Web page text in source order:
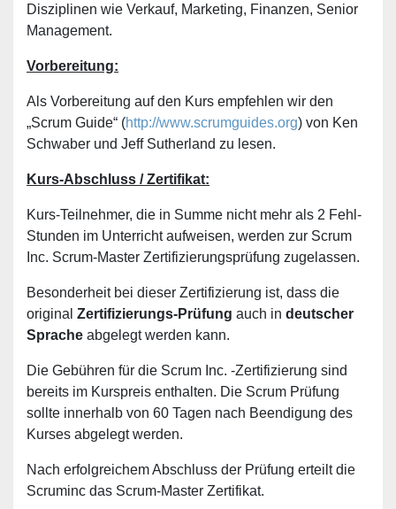
Disziplinen wie Verkauf, Marketing, Finanzen, Senior
Management.
Vorbereitung:
Als Vorbereitung auf den Kurs empfehlen wir den
„Scrum Guide“ (http://www.scrumguides.org) von Ken
Schwaber und Jeff Sutherland zu lesen.
Kurs-Abschluss / Zertifikat:
Kurs-Teilnehmer, die in Summe nicht mehr als 2 Fehl-
Stunden im Unterricht aufweisen, werden zur Scrum
Inc. Scrum-Master Zertifizierungsprüfung zugelassen.
Besonderheit bei dieser Zertifizierung ist, dass die
original Zertifizierungs-Prüfung auch in deutscher
Sprache abgelegt werden kann.
Die Gebühren für die Scrum Inc. -Zertifizierung sind
bereits im Kurspreis enthalten. Die Scrum Prüfung
sollte innerhalb von 60 Tagen nach Beendigung des
Kurses abgelegt werden.
Nach erfolgreichem Abschluss der Prüfung erteilt die
Scruminc das Scrum-Master Zertifikat.